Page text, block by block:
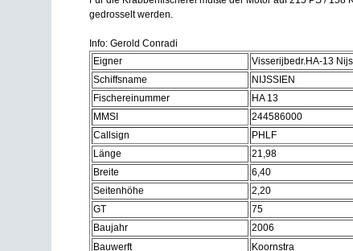
gedrosselt werden.
Info: Gerold Conradi
Eigner
Visserijbedr.HA-13
Schiffsname
NIJSSIEN
Fischereinummer
HA 13
MMSI
244586000
Callsign
PHLF
Länge
21,98
Breite
6,40
Seitenhöhe
2,20
GT
75
Baujahr
2006
Bauwerft
Koornstra